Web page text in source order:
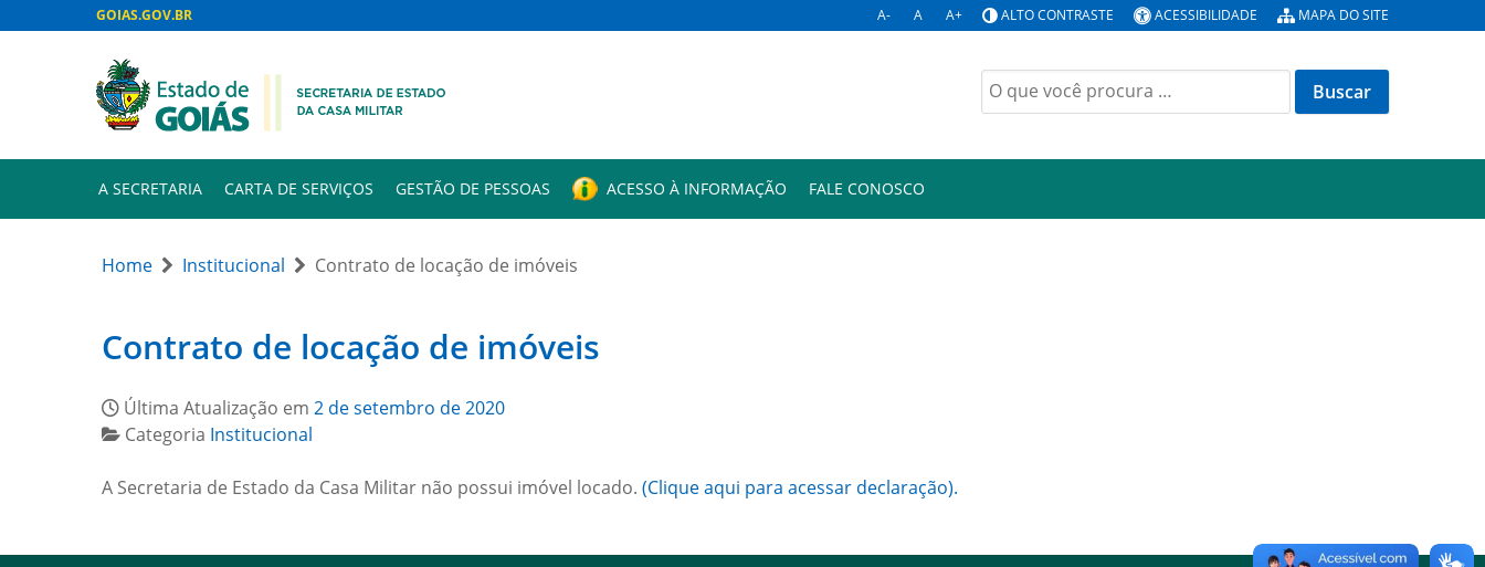
GOIAS.GOV.BR A- A A+ ALTO CONTRASTE ACESSIBILIDADE MAPA DO SITE
Buscar
por:
A SECRETARIA CARTA DE SERVIÇOS GESTÃO DE PESSOAS ACESSO À INFORMAÇÃO FALE CONOSCO
Home Institucional Contrato de locação de imóveis
Contrato de locação de imóveis
Última Atualização em 2 de setembro de 2020
Categoria Institucional
A Secretaria de Estado da Casa Militar não possui imóvel locado. (Clique aqui para acessar declaração).